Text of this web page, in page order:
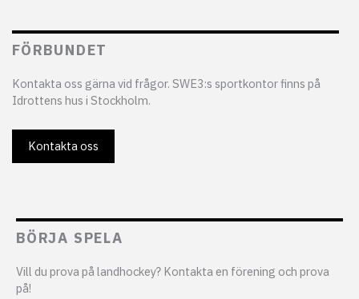
FÖRBUNDET
Kontakta oss gärna vid frågor. SWE3:s sportkontor finns på
Idrottens hus i Stockholm.
Kontakta oss
BÖRJA SPELA
Vill du prova på landhockey? Kontakta en förening och prova
på!